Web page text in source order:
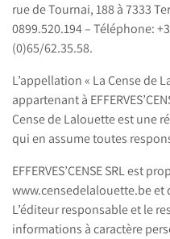
rue de Tournai, 188 à 7333
0899.520.194 – Téléphone:
(0)65/62.35.58.
L’appellation « La Cense de
appartenant à
Cense de Lalouette est une
qui en assume toutes
EFFERVES’CENSE SRL est
www.censedelalouette.be et
L’éditeur responsable et le
informations à caractère